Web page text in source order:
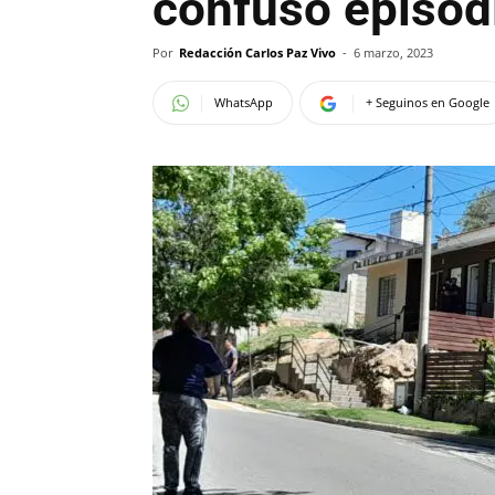
Por Redacción Carlos Paz Vivo - 6 marzo, 2023
WhatsApp + Seguinos en Google